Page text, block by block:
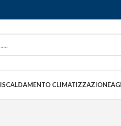
CLIMATIZZAZIONE